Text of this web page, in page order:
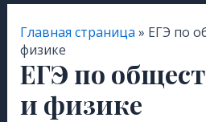
Главная страница » ЕГЭ по
физике
ЕГЭ по
и физике